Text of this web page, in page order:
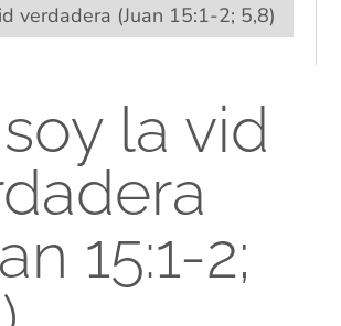
verdadera (Juan 15:1-2; 5,8)
la vid
15:1-2;